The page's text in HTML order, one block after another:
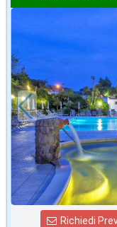
in offerta da
€88,43
a notte
Richiedi